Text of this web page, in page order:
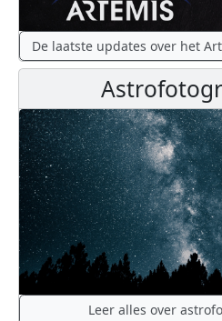
De laatste updates over het
Leer alles over